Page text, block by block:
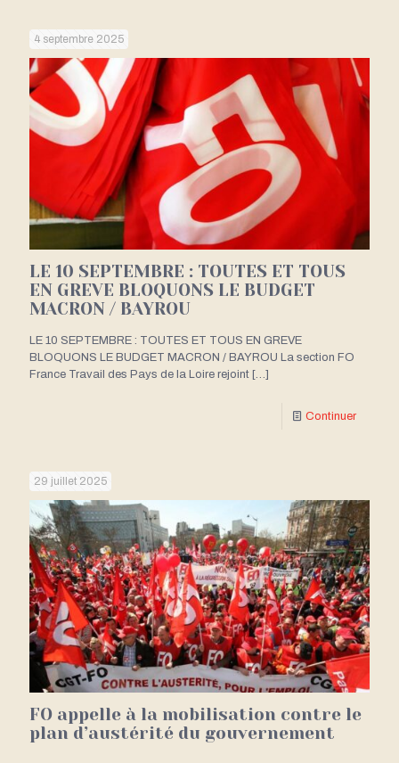
4 septembre 2025
LE 10 SEPTEMBRE : TOUTES ET TOUS
EN GREVE BLOQUONS LE BUDGET
MACRON / BAYROU
LE 10 SEPTEMBRE : TOUTES ET TOUS EN GREVE
BLOQUONS LE BUDGET MACRON / BAYROU La section FO
France Travail des Pays de la Loire rejoint […]
Continuer
29 juillet 2025
FO appelle à la mobilisation contre le
plan d’austérité du gouvernement